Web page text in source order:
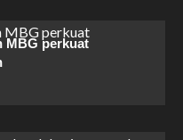
MBG perkuat